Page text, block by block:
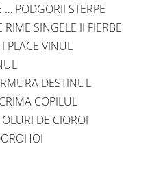
PODGORII STERPE
SINGELE II FIERBE
PLACE VINUL
DESTINUL
COPILUL
DE CIOROI